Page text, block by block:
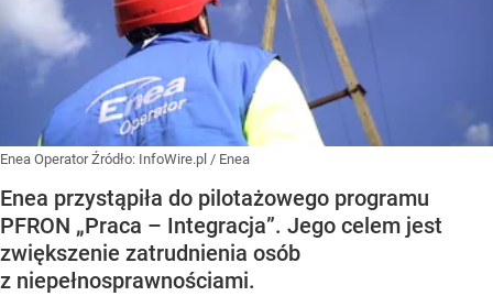
Enea OperatorŹródło: InfoWire.pl / Enea
Enea przystąpiła do pilotażowego programu
PFRON „Praca – Integracja”. Jego celem jest
zwiększenie zatrudnienia osób
z niepełnosprawnościami.